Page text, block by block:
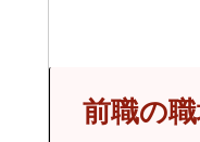
前職の